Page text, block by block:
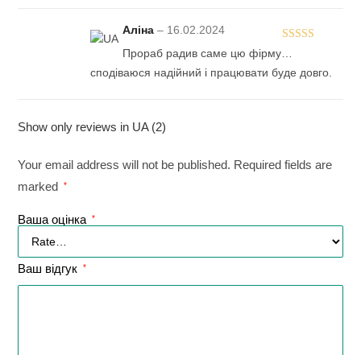
Аліна– 16.02.2024
Прораб радив саме цю фірму…
сподіваюся надійний і працювати буде довго.
Show only reviews in UA (2)
Your email address will not be published. Required fields are
marked
*
Ваша оцінка *
Ваш відгук *